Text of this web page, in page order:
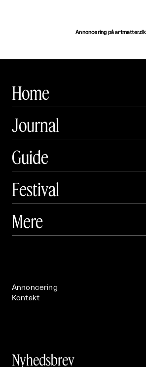
Annoncering på artmatter.dk
Home
Journal
Guide
Festival
 Art Matter Festival
Mere
Annoncering
Kontakt
Nyhedsbrev